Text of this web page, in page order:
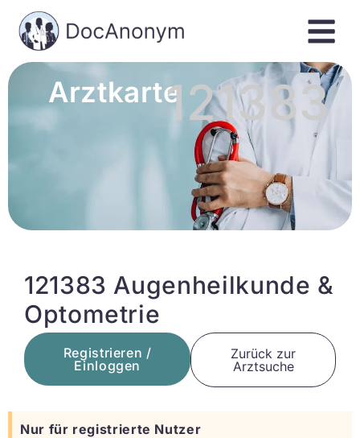
Arztkarte121383
121383 Augenheilkunde &
Optometrie
Registrieren /
Einloggen
Zurück zur
Arztsuche
Nur für registrierte Nutzer